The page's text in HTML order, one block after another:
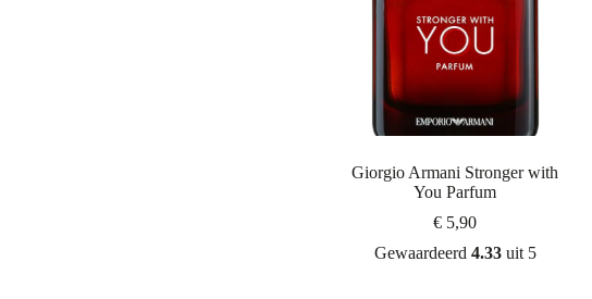
Giorgio Armani Stronger with
You Parfum
€ 5,90
Gewaardeerd 4.33uit 5